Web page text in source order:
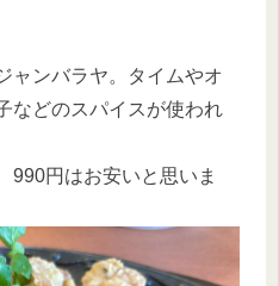
ャンバラヤ。タイムやオ
などのスパイスが使われ
円はお安いと思いま